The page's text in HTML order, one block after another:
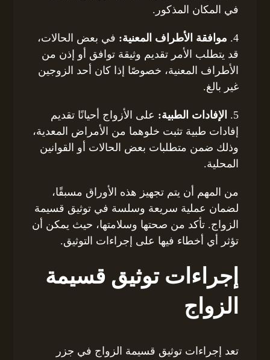
في المكان المذكور.
4. موافقة الأطراف المعنية: في بعض الحالات،
قد يتطلب الأمر تقديم وثيقة توافق أو إذن من
الأطراف المعنية، خصوصًا إذا كان أحد الزوجين
غير بالغ.
5. الإفادات الطبية: على الأزواج أحيانًا تقديم
إفادات طبية تثبت خلوهما من الأمراض المعدية،
وذلك ضمن متطلبات بعض الحالات أو القوانين
المحلية.
من المهم أن يتم تجهيز هذه الأوراق مسبقًا،
لضمان عملية سريعة وسلسة في توثيق قسيمة
الزواج. تأكد من صحتها وسلامتها، حيث يمكن أن
تؤثر أي أخطاء فيها على إجراءات التوثيق.
إجراءات توثيق قسيمة
الزواج
تعد إجراءات توثيق قسيمة الزواج في جزر